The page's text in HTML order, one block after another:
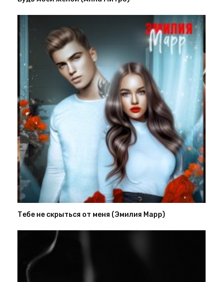
Тебе не скрыться от меня (Эмилия Марр)